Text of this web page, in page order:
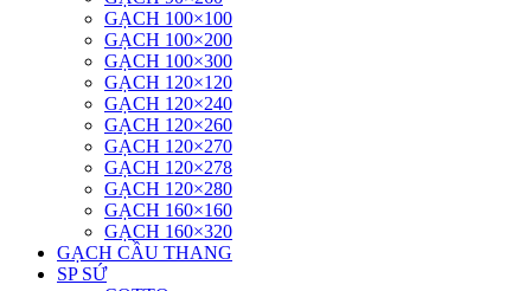
GẠCH 100×100
GẠCH 100×200
GẠCH 100×300
GẠCH 120×120
GẠCH 120×240
GẠCH 120×260
GẠCH 120×270
GẠCH 120×278
GẠCH 120×280
GẠCH 160×160
GẠCH 160×320
GẠCH CẦU THANG
SP SỨ